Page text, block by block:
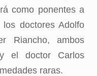
como ponentes a
doctores Adolfo
Riancho, ambos
el doctor Carlos
raras.